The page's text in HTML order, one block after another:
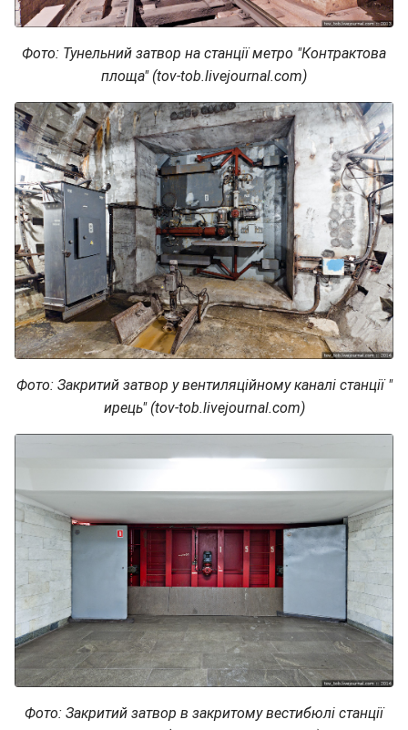
Фото: Тунельний затвор на станції метро "Контрактова
площа" (tov-tob.livejournal.com)
Фото: Закритий затвор у вентиляційному каналі станції "
ирець" (tov-tob.livejournal.com)
Фото: Закритий затвор в закритому вестибюлі станції